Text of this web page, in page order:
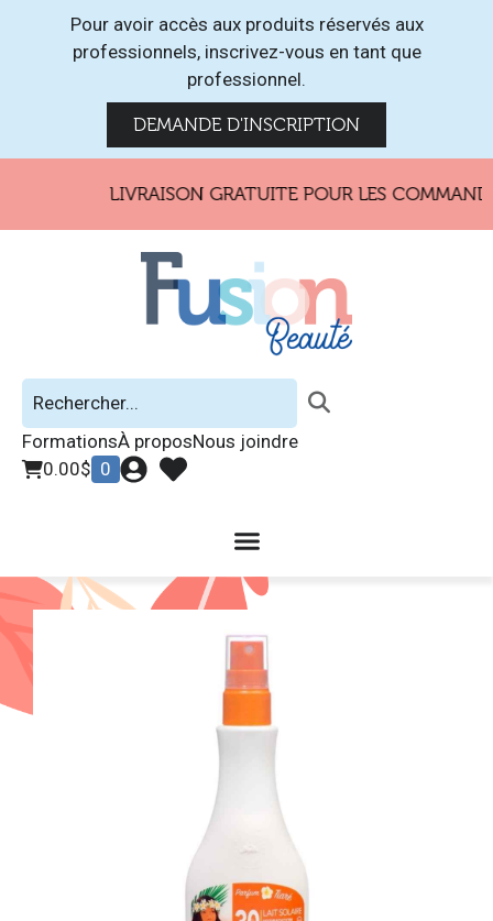
Pour avoir accès aux produits réservés aux
professionnels, inscrivez-vous en tant que
professionnel.
DEMANDE D'INSCRIPTION
LIVRAISON GRATUITE POUR LES
FormationsÀ proposNous joindre
0.00$ 0